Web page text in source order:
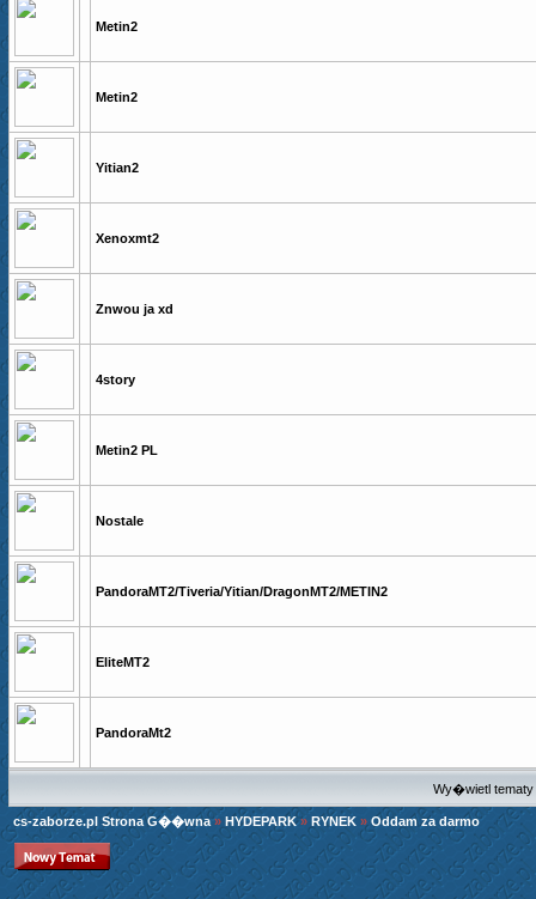
Metin2
Metin2
Yitian2
Xenoxmt2
Znwou ja xd
4story
Metin2 PL
Nostale
PandoraMT2/Tiveria/Yitian/DragonMT2/METIN2
EliteMT2
PandoraMt2
Wy�wietl
cs-zaborze.pl Strona G��wna» HYDEPARK» RYNEK » Oddam za darmo